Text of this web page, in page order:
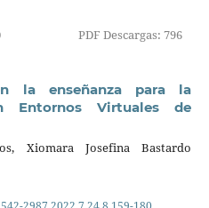
PDF Descargas: 796
la enseñanza para la
Entornos Virtuales de
Xiomara Josefina Bastardo
2987.2022.7.24.8.159-180